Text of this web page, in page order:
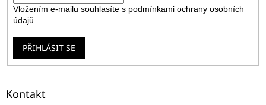
Vložením e-mailu souhlasíte s podmínkami ochrany osobních
údajů
PŘIHLÁSIT SE
Kontakt